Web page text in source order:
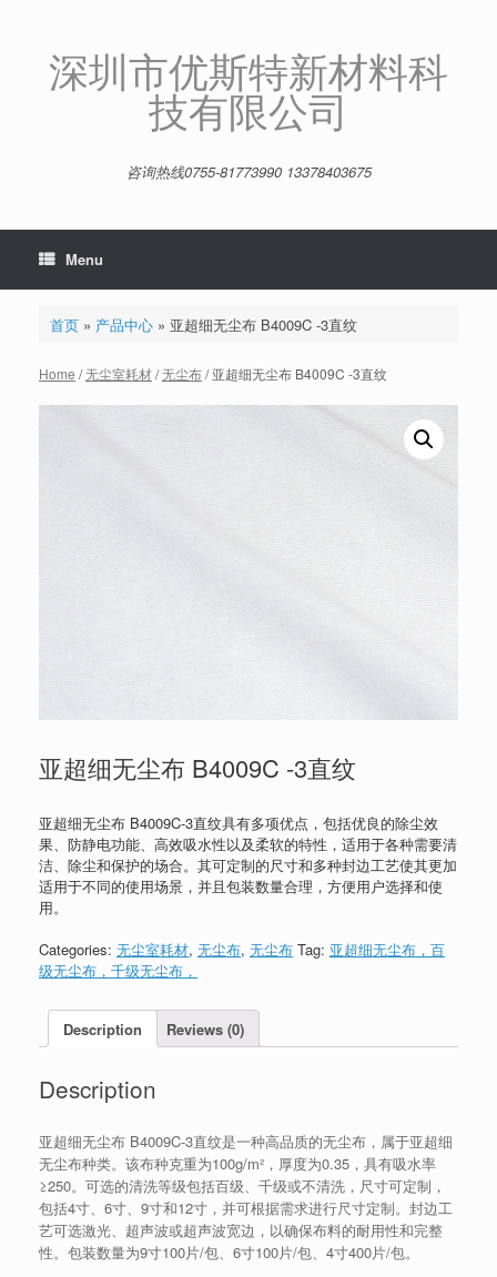
深圳市优斯特新材料科
技有限公司
咨询热线0755-81773990 13378403675
Menu
首页» 产品中心» 亚超细无尘布 B4009C -3直纹
Home /无尘室耗材/无尘布/ 亚超细无尘布 B4009C -3直纹
亚超细无尘布 B4009C -3直纹
亚超细无尘布 B4009C-3直纹具有多项优点，包括优良的除尘效
果、防静电功能、高效吸水性以及柔软的特性，适用于各种需要清
洁、除尘和保护的场合。其可定制的尺寸和多种封边工艺使其更加
适用于不同的使用场景，并且包装数量合理，方便用户选择和使
用。
Categories: 无尘室耗材, 无尘布, 无尘布 Tag: 亚超细无尘布，百
级无尘布，千级无尘布，
Description Reviews (0)
Description
亚超细无尘布 B4009C-3直纹是一种高品质的无尘布，属于亚超细
无尘布种类。该布种克重为100g/m²，厚度为0.35，具有吸水率
≥250。可选的清洗等级包括百级、千级或不清洗，尺寸可定制，
包括4寸、6寸、9寸和12寸，并可根据需求进行尺寸定制。封边工
艺可选激光、超声波或超声波宽边，以确保布料的耐用性和完整
性。包装数量为9寸100片/包、6寸100片/包、4寸400片/包。